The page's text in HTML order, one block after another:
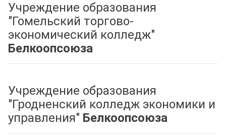
Учреждение образования
"Гомельский торгово-
экономический колледж"
Белкоопсоюза
Учреждение образования
"Гродненский колледж экономики и
управления" Белкоопсоюза